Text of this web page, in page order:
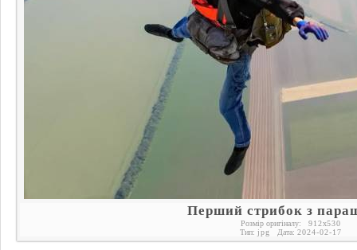
Перший стрибок з
Розмір оригіналу: 912x530
Тип: jpg Дата: 2024-02-17